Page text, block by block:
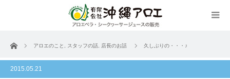
ホーム アロエのこと スタッフの話 店長のお話 久しぶりの・・・♪
2015.05.21